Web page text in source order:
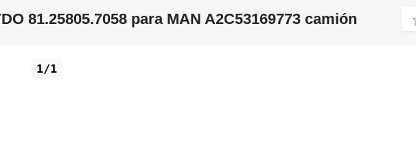
81.25805.7058 para MAN A2C53169773 camión
1/1